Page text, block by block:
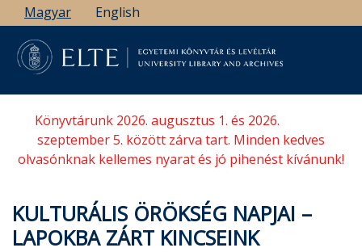
Ugrás
a
tartalomra
Magyar English
Könyvtárunk 2026. augusztus 1. és 2026.
szeptember 5. között zárva tart. Minden kedves
olvasónknak kellemes nyarat és jó pihenést kívánunk!
KULTURÁLIS ÖRÖKSÉG NAPJAI –
LAPOKBA ZÁRT KINCSEINK